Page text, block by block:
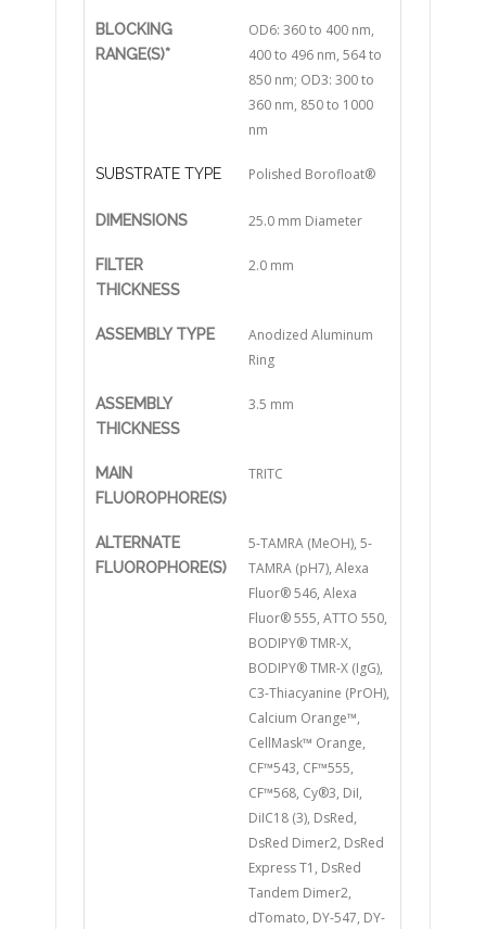
BLOCKING
RANGE(S)*
OD6: 360 to 400 nm,
400 to 496 nm, 564 to
850 nm; OD3: 300 to
360 nm, 850 to 1000
nm
SUBSTRATE TYPE Polished Borofloat®
DIMENSIONS 25.0 mm Diameter
FILTER
THICKNESS
2.0 mm
ASSEMBLY TYPE
Anodized Aluminum
Ring
ASSEMBLY
THICKNESS
3.5 mm
MAIN
FLUOROPHORE(S)
TRITC
ALTERNATE
FLUOROPHORE(S)
5-TAMRA (MeOH), 5-
TAMRA (pH7), Alexa
Fluor® 546, Alexa
Fluor® 555, ATTO 550,
BODIPY® TMR-X,
BODIPY® TMR-X (IgG),
C3-Thiacyanine (PrOH),
Calcium Orange™,
CellMask™ Orange,
CF™543, CF™555,
CF™568, Cy®3, DiI,
DiIC18 (3), DsRed,
DsRed Dimer2, DsRed
Express T1, DsRed
Tandem Dimer2,
dTomato, DY-547, DY-